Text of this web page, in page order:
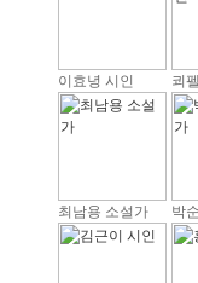
이효녕 시인 쾨
최남용 소설가 박